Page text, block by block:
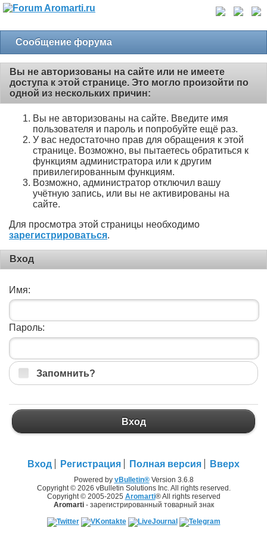
Сообщение форума
Вы не авторизованы на сайте или не имеете
доступа к этой странице. Это могло произойти по
одной из нескольких причин:
Вы не авторизованы на сайте. Введите имя
пользователя и пароль и попробуйте ещё раз.
У вас недостаточно прав для обращения к этой
странице. Возможно, вы пытаетесь обратиться к
функциям администратора или к другим
привилегированным функциям.
Возможно, администратор отключил вашу
учётную запись, или вы не активированы на
сайте.
Для просмотра этой страницы необходимо
зарегистрироваться.
Вход
Имя:
Пароль:
Запомнить?
Вход
Вход Регистрация Полная версия Вверх
Powered by vBulletin®Version 3.6.8
Copyright © 2026 vBulletin Solutions Inc. All rights reserved.
Copyright © 2005-2025 Aromarti® All rights reserved
Aromarti- зарегистрированный товарный знак